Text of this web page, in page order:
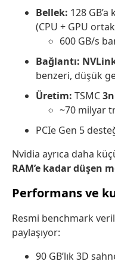
Bellek: 128 GB’a
(CPU + GPU
600 GB/s
Bağlantı:
benzeri, düşük
Üretim: TSMC
~70 milyar
PCIe Gen 5
Nvidia ayrıca daha
RAM’e kadar düşen
Performans ve
Resmi benchmark
paylaşıyor:
90 GB’lık 3D